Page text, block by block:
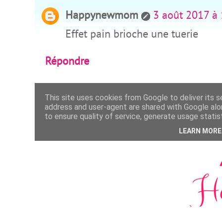
Happynewmom
3 août 2017 à
Effet pain brioche une tuerie
Répondre